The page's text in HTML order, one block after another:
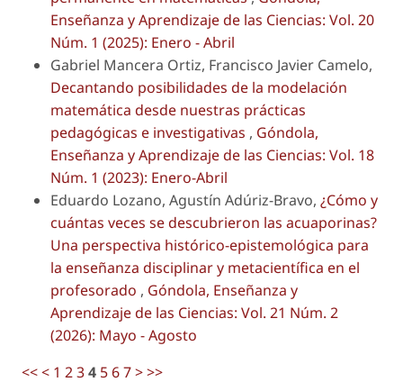
Enseñanza y Aprendizaje de las Ciencias: Vol. 20
Núm. 1 (2025): Enero - Abril
Gabriel Mancera Ortiz, Francisco Javier Camelo,
Decantando posibilidades de la modelación
matemática desde nuestras prácticas
pedagógicas e investigativas , Góndola,
Enseñanza y Aprendizaje de las Ciencias: Vol. 18
Núm. 1 (2023): Enero-Abril
Eduardo Lozano, Agustín Adúriz-Bravo, ¿Cómo y
cuántas veces se descubrieron las acuaporinas?
Una perspectiva histórico-epistemológica para
la enseñanza disciplinar y metacientífica en el
profesorado , Góndola, Enseñanza y
Aprendizaje de las Ciencias: Vol. 21 Núm. 2
(2026): Mayo - Agosto
<<< 1 234 567>>>